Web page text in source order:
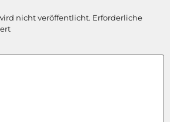
nicht veröffentlicht. Erforderliche